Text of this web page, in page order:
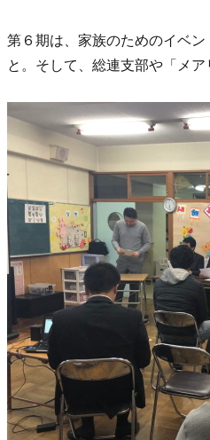
第６期は、家族のためのイベ
と。そして、総連支部や「メ